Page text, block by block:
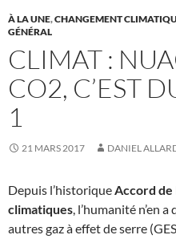
À LA UNE,CHANGEMENT
GÉNÉRAL
CLIMAT :
CO2, C’EST
1
21 MARS 2017 DANIEL
Depuis l’historiqueAccord de
climatiques, l’humanité n’en
autres gaz à effet de serre